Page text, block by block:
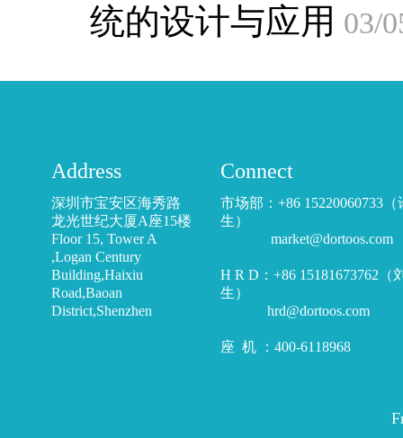
统的设计与应用 03/
Address
深圳市宝安区海秀路
龙光世纪大厦A座15楼
Floor 15, Tower A
,Logan Century
Building,Haixiu
Road,Baoan
District,Shenzhen
Connect
市场部：+86 15220060733（
生）
market@dortoos.com
H R D：+86 15181673762（
生）
hrd@dortoos.com
座 机 ：400-6118968